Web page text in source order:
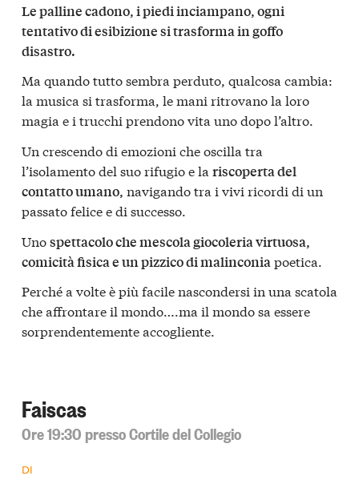
Le palline cadono, i piedi inciampano, ogni
tentativo di esibizione si trasforma in goffo
disastro.
Ma quando tutto sembra perduto, qualcosa cambia:
la musica si trasforma, le mani ritrovano la loro
magia e i trucchi prendono vita uno dopo l’altro.
Un crescendo di emozioni che oscilla tra
l’isolamento del suo rifugio e la riscoperta del
contatto umano, navigando tra i vivi ricordi di un
passato felice e di successo.
Unospettacolo che mescola giocoleria virtuosa,
comicità fisica e un pizzico di malinconiapoetica.
Perché a volte è più facile nascondersi in una scatola
che affrontare il mondo….ma il mondo sa essere
sorprendentemente accogliente.
Faiscas
Ore 19:30 presso Cortile del Collegio
DI